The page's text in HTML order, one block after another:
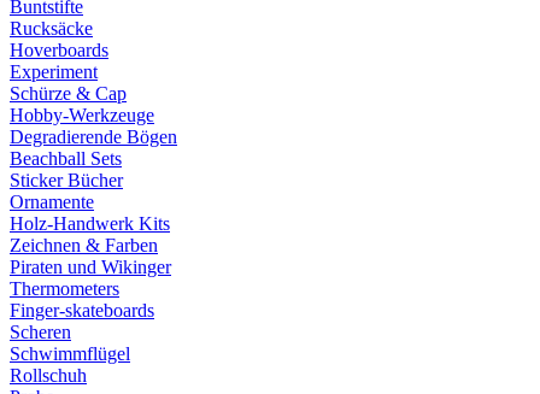
Buntstifte
Rucksäcke
Hoverboards
Experiment
Schürze & Cap
Hobby-Werkzeuge
Degradierende Bögen
Beachball Sets
Sticker Bücher
Ornamente
Holz-Handwerk Kits
Zeichnen & Farben
Piraten und Wikinger
Thermometers
Finger-skateboards
Scheren
Schwimmflügel
Rollschuh